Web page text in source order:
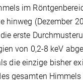
im
hinweg (Dezember
die erste
von 0,2-8 keV
die einzige bisher
gesamten